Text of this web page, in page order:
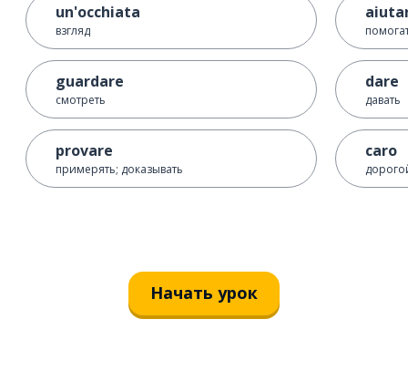
un'occhiata
взгляд
guardare
смотреть
provare
примерять; доказывать
dare
давать
caro
Начать урок